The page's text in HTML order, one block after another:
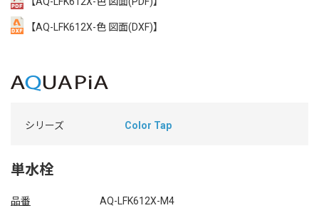
単水栓
シリーズ Color Tap
品番
AQ-LFK612X-M4
【AQ-LFK612X-色 図面(DXF)】